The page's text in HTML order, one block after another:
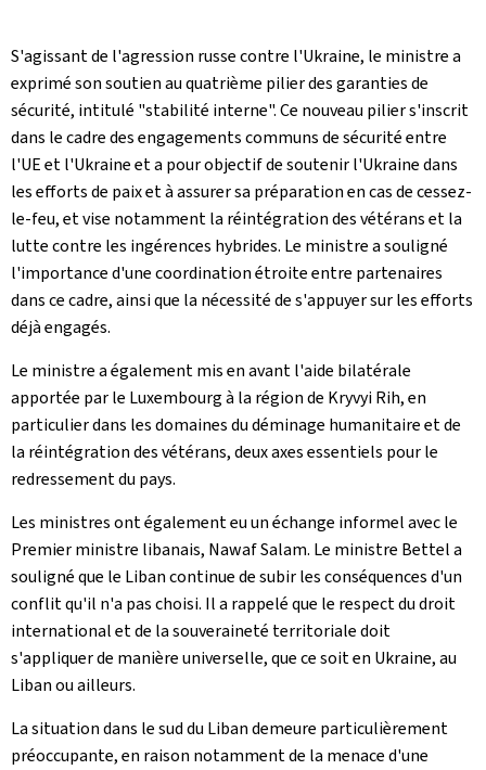
S'agissant de l'agression russe contre l'Ukraine, le ministre a
exprimé son soutien au quatrième pilier des garanties de
sécurité, intitulé "stabilité interne". Ce nouveau pilier s'inscrit
dans le cadre des engagements communs de sécurité entre
l'UE et l'Ukraine et a pour objectif de soutenir l'Ukraine dans
les efforts de paix et à assurer sa préparation en cas de cessez-
le-feu, et vise notamment la réintégration des vétérans et la
lutte contre les ingérences hybrides. Le ministre a souligné
l'importance d'une coordination étroite entre partenaires
dans ce cadre, ainsi que la nécessité de s'appuyer sur les efforts
déjà engagés.
Le ministre a également mis en avant l'aide bilatérale
apportée par le Luxembourg à la région de Kryvyi Rih, en
particulier dans les domaines du déminage humanitaire et de
la réintégration des vétérans, deux axes essentiels pour le
redressement du pays.
Les ministres ont également eu un échange informel avec le
Premier ministre libanais, Nawaf Salam. Le ministre Bettel a
souligné que le Liban continue de subir les conséquences d'un
conflit qu'il n'a pas choisi. Il a rappelé que le respect du droit
international et de la souveraineté territoriale doit
s'appliquer de manière universelle, que ce soit en Ukraine, au
Liban ou ailleurs.
La situation dans le sud du Liban demeure particulièrement
préoccupante, en raison notamment de la menace d'une